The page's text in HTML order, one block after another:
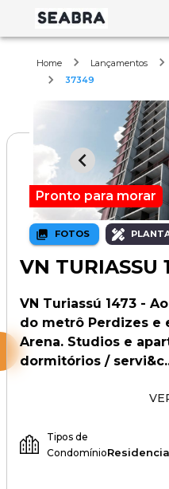
Home Lançamentos
37349
FOTOS
Pronto para morar
VN TURIASSU
VN Turiassú 1473 -
do metrô Perdizes e
Arena. Studios e
dormitórios /
Tipos de
Condomínio